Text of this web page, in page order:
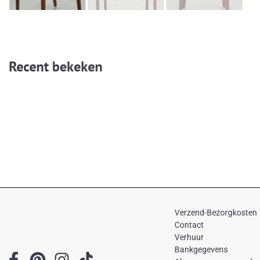
Recent bekeken
Verzend-Bezorgkosten
Contact
Verhuur
Bankgegevens